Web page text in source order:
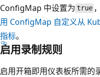
ConfigMap 中设置为 true
用 ConfigMap 自定义从
指标。
启用录制规则
启用开箱即用仪表板所需的